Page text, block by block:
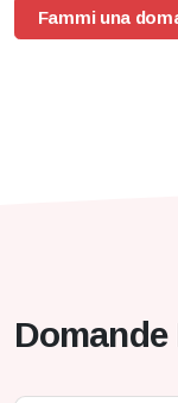
Fammi una